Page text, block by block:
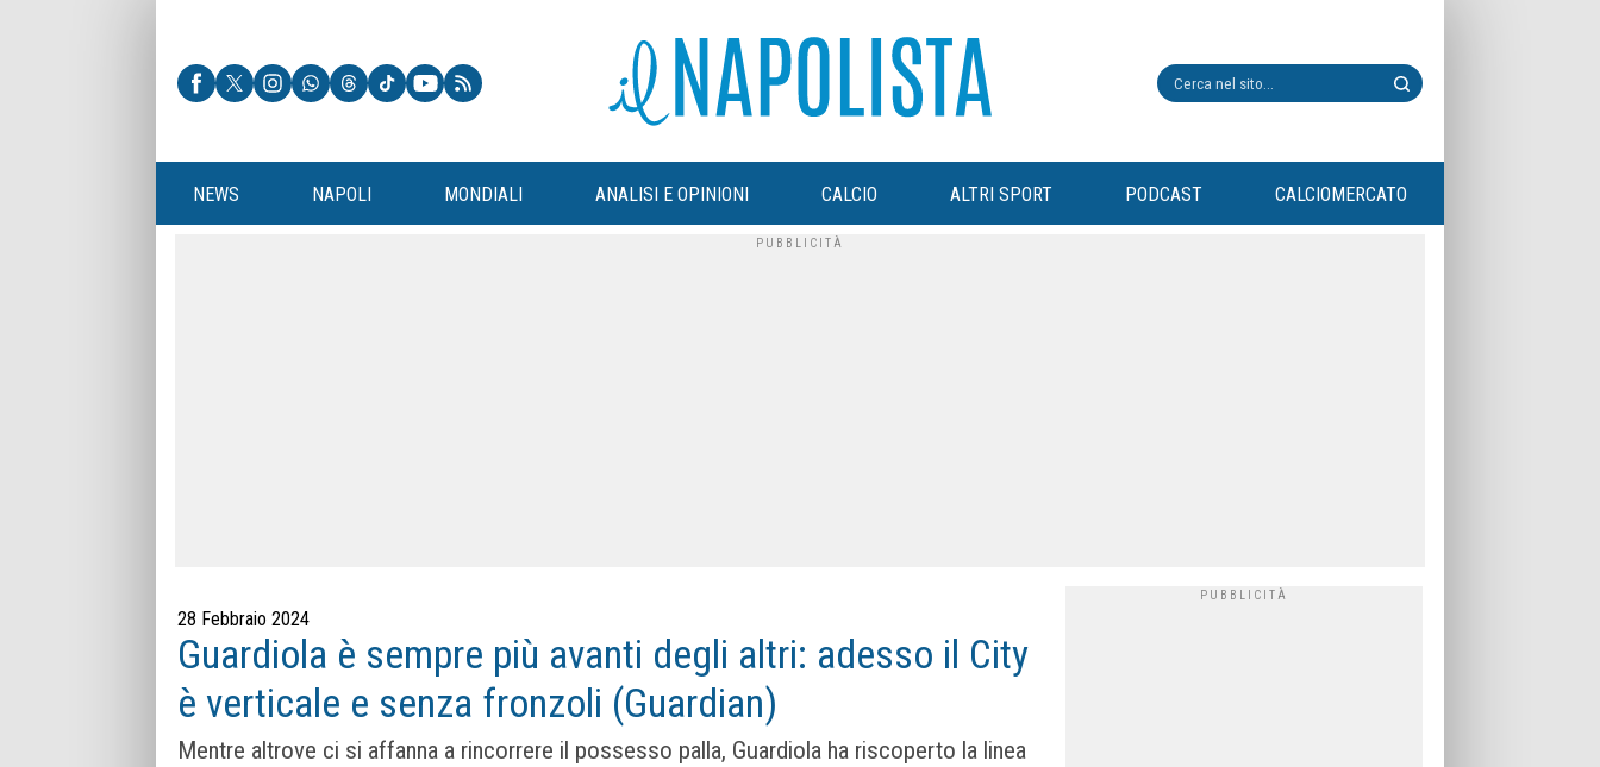
NEWS NAPOLI MONDIALI ANALISI E OPINIONI CALCIO ALTRI SPORT PODCAST CALCIOMERCATO
28 Febbraio 2024
Guardiola è sempre più avanti degli altri: adesso il City
è verticale e senza fronzoli (Guardian)
Mentre altrove ci si affanna a rincorrere il possesso palla, Guardiola ha riscoperto la linea